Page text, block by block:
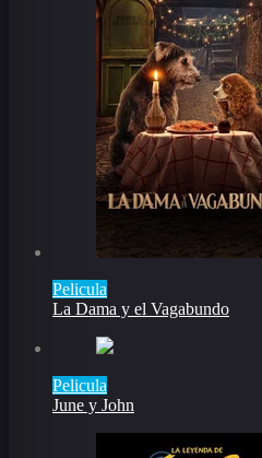
Pelicula
La Dama y el Vagabundo
Pelicula
June y John